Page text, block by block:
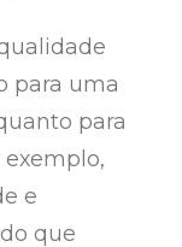
para uma
para
e
que